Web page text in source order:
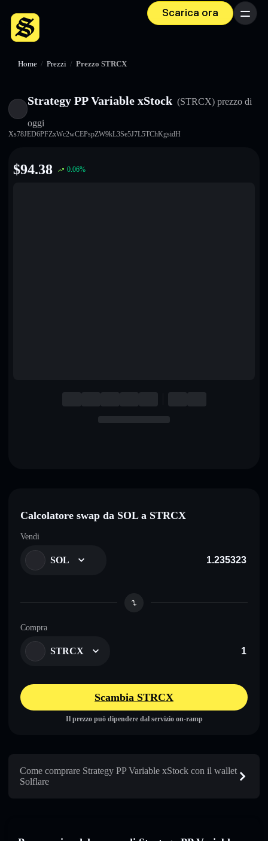
Scarica ora Menu
Home / Prezzi / Prezzo STRCX
Strategy PP Variable xStock (STRCX) prezzo di
oggi
Xs78JED6PFZxWc2wCEPspZW9kL3Se5J7L5TChKgsidH
$94.38 0.06%
Calcolatore swap da SOL a STRCX
Vendi
SOL
Compra
STRCX
Scambia STRCX
Il prezzo può dipendere dal servizio on-ramp
Come comprare Strategy PP Variable xStock con il wallet
Solflare